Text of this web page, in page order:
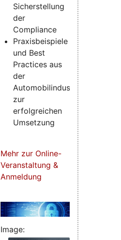
Sicherstellung
der
Compliance
Praxisbeispiele
und Best
Practices aus
der
Automobilindustrie
zur
erfolgreichen
Umsetzung
Mehr zur Online-
Veranstaltung &
Anmeldung
Image: